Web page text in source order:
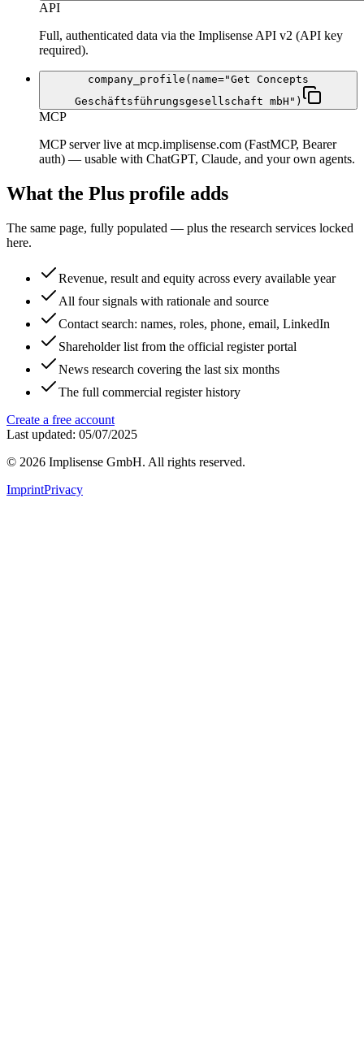
API
Full, authenticated data via the Implisense API v2 (API key
required).
company_profile(name="Get Concepts
Geschäftsführungsgesellschaft mbH")
MCP
MCP server live at mcp.implisense.com (FastMCP, Bearer
auth) — usable with ChatGPT, Claude, and your own agents.
What the Plus profile adds
The same page, fully populated — plus the research services locked
here.
Revenue, result and equity across every available year
All four signals with rationale and source
Contact search: names, roles, phone, email, LinkedIn
Shareholder list from the official register portal
News research covering the last six months
The full commercial register history
Create a free account
Last updated: 05/07/2025
© 2026 Implisense GmbH. All rights reserved.
ImprintPrivacy